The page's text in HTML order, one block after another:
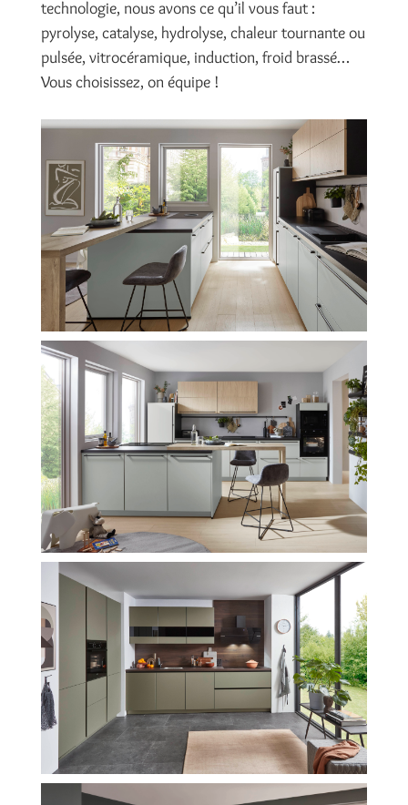
technologie, nous avons ce qu’il vous faut :
pyrolyse, catalyse, hydrolyse, chaleur tournante ou
pulsée, vitrocéramique, induction, froid brassé…
Vous choisissez, on équipe !